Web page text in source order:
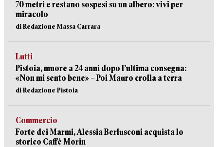
70 metri e restano sospesi su un albero: vivi per
miracolo
di Redazione Massa Carrara
Lutti
Pistoia, muore a 24 anni dopo l’ultima consegna:
«Non mi sento bene» – Poi Mauro crolla a terra
di Redazione Pistoia
Commercio
Forte dei Marmi, Alessia Berlusconi acquista lo
storico Caffè Morin